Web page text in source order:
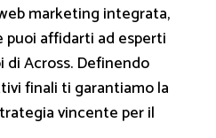
marketing integrata,
affidarti ad esperti
Across. Definendo
finali ti garantiamo la
vincente per il